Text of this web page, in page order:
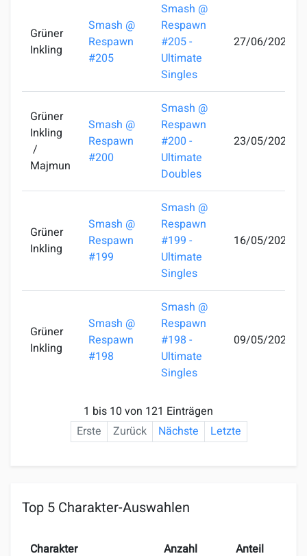
Grüner
Inkling
Smash @
Respawn
#205
Smash @
Respawn
#205 -
Ultimate
Singles
27/06/2024
Grüner
Inkling
/
Majmun
Smash @
Respawn
#200
Smash @
Respawn
#200 -
Ultimate
Doubles
23/05/2024
Grüner
Inkling
Smash @
Respawn
#199
Smash @
Respawn
#199 -
Ultimate
Singles
16/05/2024
Grüner
Inkling
Smash @
Respawn
#198
Smash @
Respawn
#198 -
Ultimate
Singles
09/05/2024
1 bis 10 von 121 Einträgen
Erste
Zurück Nächste Letzte
Top 5 Charakter-Auswahlen
Charakter Anzahl Anteil